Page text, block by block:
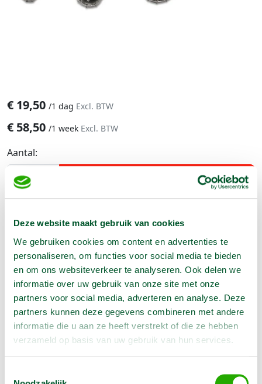
Deze website maakt gebruik van cookies
We gebruiken cookies om content en advertenties te
personaliseren, om functies voor social media te bieden
en om ons websiteverkeer te analyseren. Ook delen we
informatie over uw gebruik van onze site met onze
partners voor social media, adverteren en analyse. Deze
partners kunnen deze gegevens combineren met andere
informatie die u aan ze heeft verstrekt of die ze hebben
verzameld op basis van uw gebruik van hun services.
€ 19,50 /1 dag Excl. BTW
€ 58,50 /1 week Excl. BTW
Aantal:
Geen klantenkaart wél korting
Weekend = 1 huurdag
Bezorg-ophaal service
Avond van te voren halen; geen probleem
Specialistische machines
Producteigenschappen
Artikelnummer